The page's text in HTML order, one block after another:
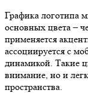
Графика логотипа
основных цвета –
применяется
ассоциируется с
динамикой. Такие
внимание, но и
пространства.